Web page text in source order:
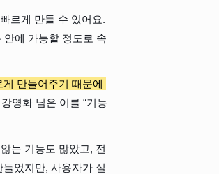
르게 만들 수 있어요.
에 가능할 정도로 속
게 만들어주기 때문에
강영화 님은 이를 “기능
는 기능도 많았고, 전
었지만, 사용자가 실